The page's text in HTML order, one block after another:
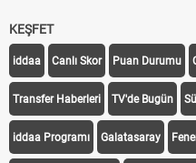
KEŞFET
iddaa Canlı Skor Puan Durumu
Transfer Haberleri TV'de Bugün
iddaa Programı Galatasaray